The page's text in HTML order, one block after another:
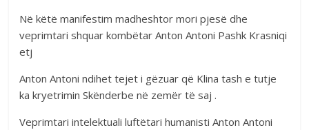
Në këtë manifestim madheshtor mori pjesë dhe
veprimtari shquar kombëtar Anton Antoni Pashk Krasniqi
etj
Anton Antoni ndihet tejet i gëzuar që Klina tash e tutje
ka kryetrimin Skënderbe në zemër të saj .
Veprimtari intelektuali luftëtari humanisti Anton Antoni